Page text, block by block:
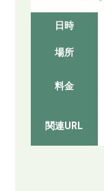
日時
場所
料金
関連URL